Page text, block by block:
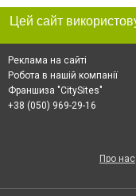
Реклама на сайті
Робота в нашій компанії
Франшиза "CitySites"
+38 (050) 969-29-16
Про нас